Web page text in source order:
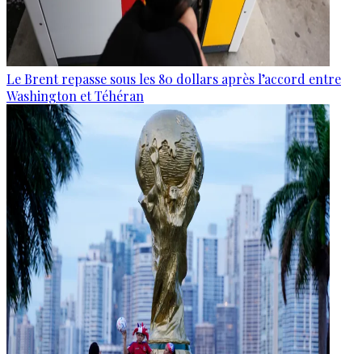
Le Brent repasse sous les 80 dollars après l’accord entre
Washington et Téhéran